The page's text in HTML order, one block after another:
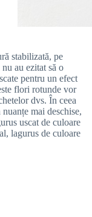
stabilizată, pe
au ezitat să o
pentru un efect
flori rotunde vor
dvs. În ceea
mai deschise,
uscat de culoare
lagurus de culoare